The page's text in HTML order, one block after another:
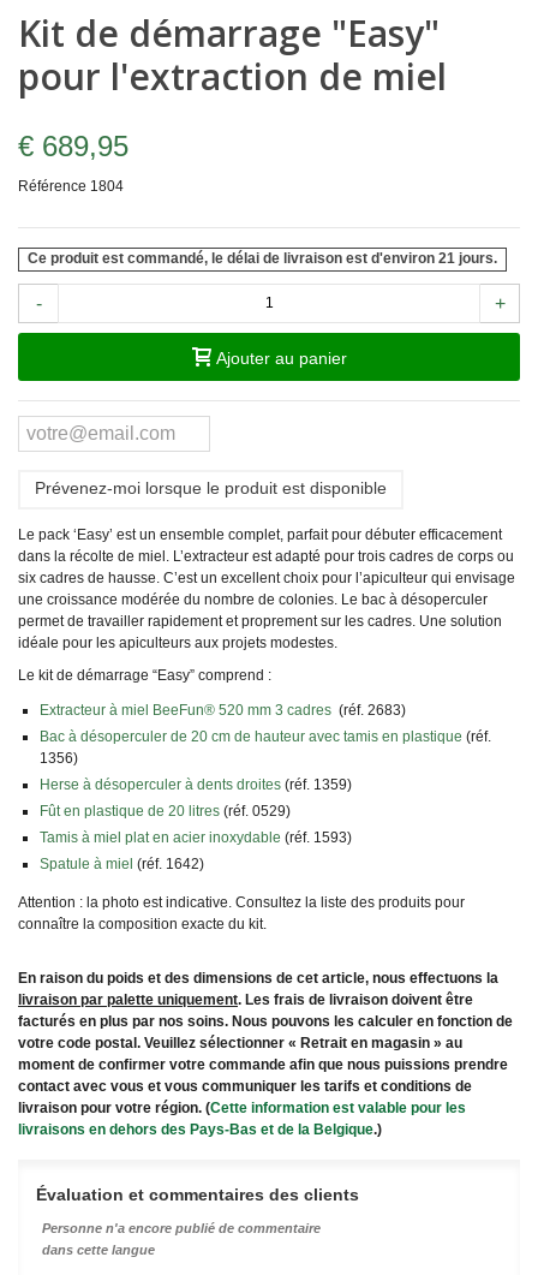
Kit de démarrage "Easy"
pour l'extraction de miel
€ 689,95
Référence 1804
Ce produit est commandé, le délai de livraison est d'environ 21 jours.
- +
Ajouter au panier
Prévenez-moi lorsque le produit est disponible
Le pack ‘Easy’ est un ensemble complet, parfait pour débuter efficacement
dans la récolte de miel. L’extracteur est adapté pour trois cadres de corps ou
six cadres de hausse. C’est un excellent choix pour l’apiculteur qui envisage
une croissance modérée du nombre de colonies. Le bac à désoperculer
permet de travailler rapidement et proprement sur les cadres. Une solution
idéale pour les apiculteurs aux projets modestes.
Le kit de démarrage “Easy” comprend :
Extracteur à miel BeeFun® 520 mm 3 cadres (réf. 2683)
Bac à désoperculer de 20 cm de hauteur avec tamis en plastique (réf.
1356)
Herse à désoperculer à dents droites (réf. 1359)
Fût en plastique de 20 litres (réf. 0529)
Tamis à miel plat en acier inoxydable (réf. 1593)
Spatule à miel (réf. 1642)
Attention : la photo est indicative. Consultez la liste des produits pour
connaître la composition exacte du kit.
En raison du poids et des dimensions de cet article, nous effectuons la
livraison par palette uniquement. Les frais de livraison doivent être
facturés en plus par nos soins. Nous pouvons les calculer en fonction de
votre code postal. Veuillez sélectionner « Retrait en magasin » au
moment de confirmer votre commande afin que nous puissions prendre
contact avec vous et vous communiquer les tarifs et conditions de
livraison pour votre région. (Cette information est valable pour les
livraisons en dehors des Pays-Bas et de la Belgique.)
Évaluation et commentaires des clients
Personne n'a encore publié de commentaire
dans cette langue